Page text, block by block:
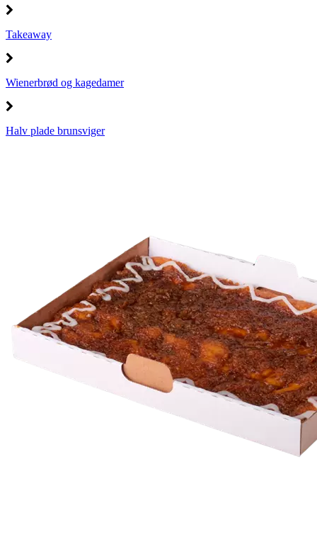
Takeaway
Wienerbrød og kagedamer
Halv plade brunsviger